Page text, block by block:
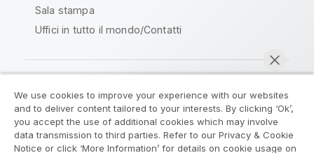
Sala stampa
Uffici in tutto il mondo/Contatti
Qlik Community
Contratti
Termini del prodotto
We use cookies to improve your experience with our websites
and to deliver content tailored to your interests. By clicking ‘Ok’,
you accept the use of additional cookies which may involve
data transmission to third parties. Refer to our Privacy & Cookie
Notice or click ‘More Information’ for details on cookie usage on